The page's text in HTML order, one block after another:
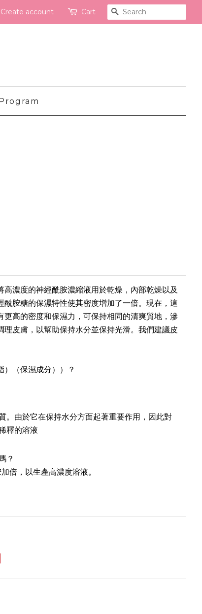
Create account Cart Search
濃度的神經酰胺濃縮液用於乾燥，內部乾燥以及
胺糖的保濕特性使其密度增加了一倍。現在，這
高的密度和保濕力，可保持相同的清爽質地，滲
理皮膚，以幫助保持水分並保持光滑。我們建議皮
（保濕成分））？
。由於它在保持水分方面起著重要作用，因此對
釋的溶液
？
倍，以生產高濃度溶液。